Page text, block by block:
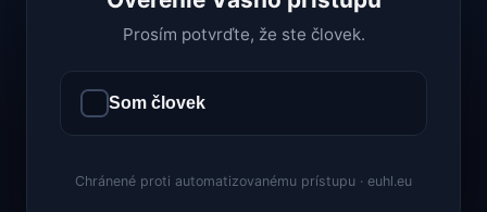
Prosím potvrďte, že ste človek.
Som človek
Chránené proti automatizovanému prístupu · euhl.eu